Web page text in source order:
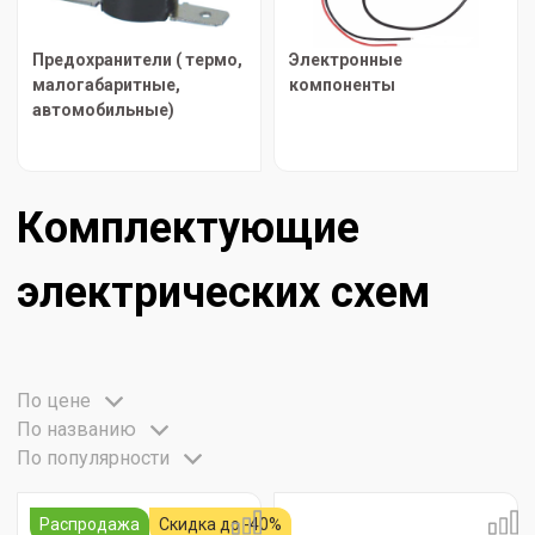
Предохранители ( термо,
малогабаритные,
автомобильные)
Электронные
компоненты
Комплектующие
электрических схем
По цене
По названию
По популярности
Распродажа Скидка до -40%